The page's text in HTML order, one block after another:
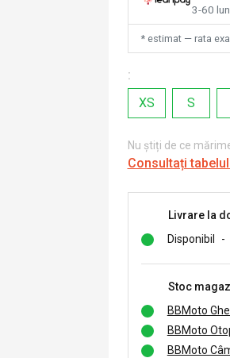
3-60
* estimat — rata
:
XS
S
Nu știți de ce
Consultați
Livrare la
Disponibil
-
Stoc
BBMoto
BBMoto
BBMoto